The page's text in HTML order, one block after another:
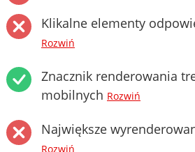
Klikalne elementy
Rozwiń
Znacznik renderowania
mobilnych Rozwiń
Największe
Rozwiń